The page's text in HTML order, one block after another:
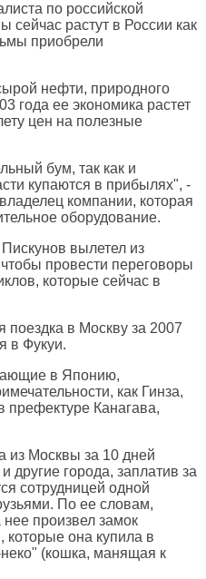
по российской
сейчас растут в России как
приобрели
нефти, природного
года ее экономика растет
цен на полезные
бум, так как и
купаются в прибылях", -
компании, которая
оборудование.
вылетел из
провести переговоры
которые сейчас в
в Москву за 2007
в Фукуи.
в Японию,
как Гинза,
префектуре Канагава,
из Москвы за 10 дней
другие города, заплатив за
сотрудницей одной
По ее словам,
произвел замок
которые она купила в
(кошка, манящая к